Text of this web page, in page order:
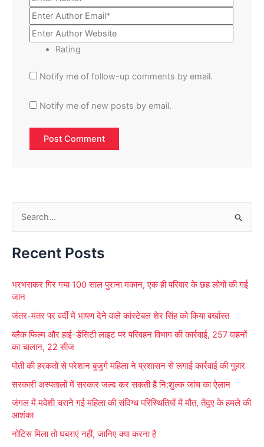
Rating
Notify me of follow-up comments by email.
Notify me of new posts by email.
a
c
f
o
Recent Posts
भरभराकर गिर गया 100 साल पुराना मकान, एक ही परिवार के छह लोगों की गई
जान
जंतर-मंतर पर वर्दी में भाषण देने वाले कांस्टेबल शेर सिंह को किया बर्खास्त
ब्लैक फिल्म और हाई-डेंसिटी लाइट पर परिवहन विभाग की कार्रवाई, 257 वाहनों
का चालान, 22 सीज
पोती की हरकतों से परेशान बुजुर्ग महिला ने प्रशासन से लगाई कार्रवाई की गुहार
सरकारी अस्पतालों में सरकार जल्द कर सकती है नि:शुल्क जांच का ऐलान
जंगल में मवेशी चराने गई महिला की संदिग्ध परिस्थितियों में मौत, तेंदुए के हमले की
आशंका
नोटिस मिला तो घबराएं नहीं, जानिए क्या करना है